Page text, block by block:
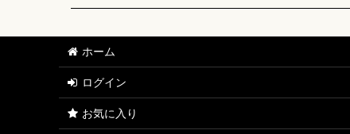
ホーム
ログイン
お気に入り